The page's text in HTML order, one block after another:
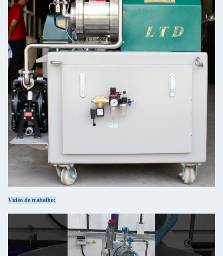
Vídeo de trabalho: